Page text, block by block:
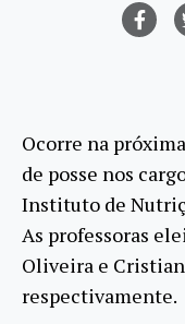
Ocorre na
de posse nos
Instituto de
As professoras
Oliveira e
respectivamente.